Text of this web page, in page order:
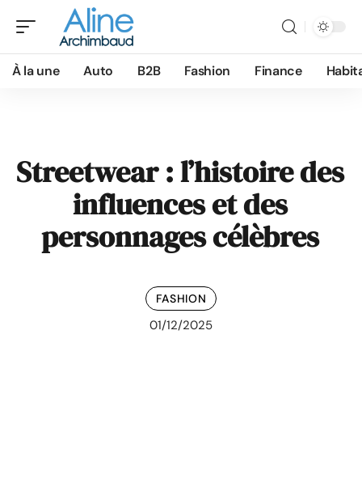
À la une Auto B2B Fashion Finance
Streetwear : l’histoire des
influences et des
personnages célèbres
FASHION
01/12/2025